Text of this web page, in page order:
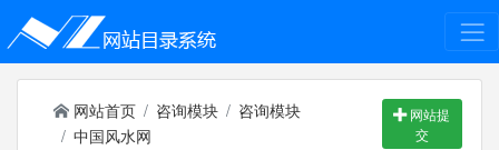
网站首页 咨询模块
咨询模块
中国风水网
网站提
交